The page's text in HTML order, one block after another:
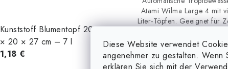
Diese Website verwendet
angenehmer zu gestalten.
erklären Sie sich mit der
Kunststoff Blumentopf 20
× 20 × 27 cm – 7 l
1,18 €
g
e
Atami Wilma Large 4 mit
Liter-Töpfen. Geeignet für
Art.-